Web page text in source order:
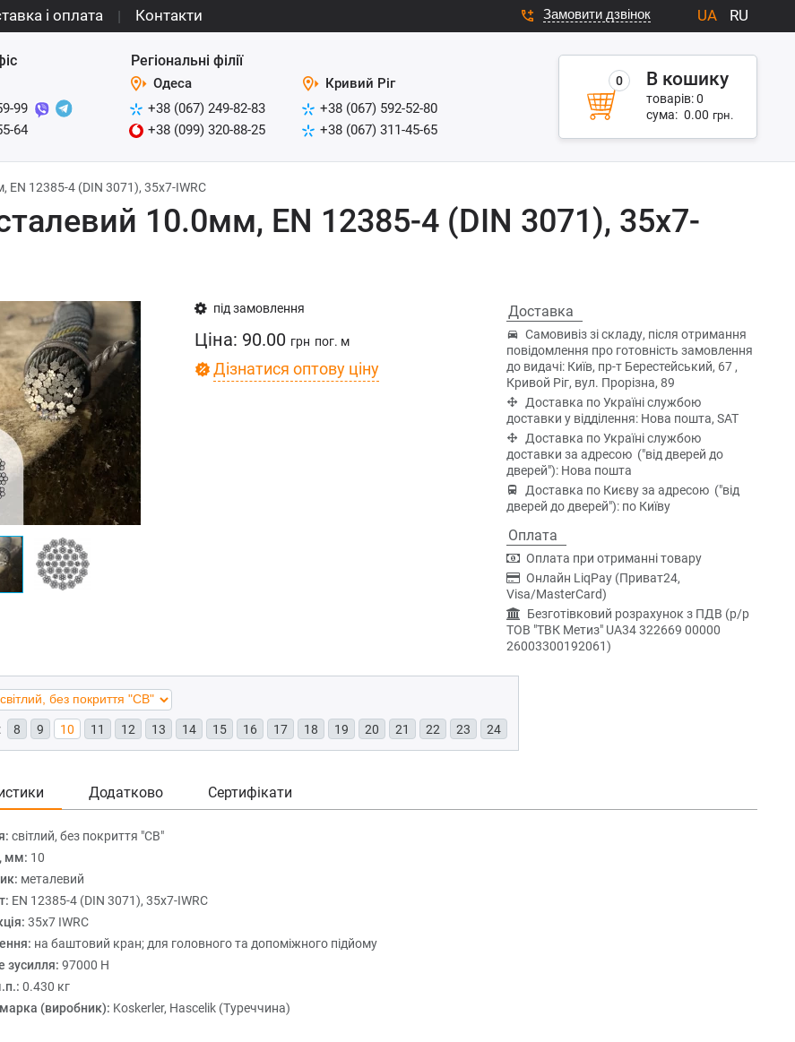
і оплата Контакти Замовити дзвінок UA RU
99
64
Регіональні філії
Одеса
+38 (067) 249-82-83
+38 (099) 320-88-25
Кривий Ріг
+38 (067) 592-52-80
+38 (067) 311-45-65
0 В кошику
товарів:0
сума: 0.00 грн.
EN 12385-4 (DIN 3071), 35x7-IWRC
10.0мм, EN 12385-4 (DIN 3071), 35x7-
під замовлення
Ціна: 90.00 грн пог. м
Дізнатися оптову ціну
Доставка
Самовивіз зі складу, після отримання
повідомлення про готовність замовлення
до видачі: Київ, пр-т Берестейський, 67 ,
Кривой Ріг, вул. Прорізна, 89
Доставка по Україні службою
доставки у відділення: Нова пошта, SAT
Доставка по Україні службою
доставки за адресою ("від дверей до
дверей"): Нова пошта
Доставка по Києву за адресою ("від
дверей до дверей"): по Київу
Оплата
Оплата при отриманні товару
Онлайн LiqPay (Приват24,
Visa/MasterCard)
Безготівковий розрахунок з ПДВ (р/р
ТОВ "ТВК Метиз" UA34 322669 00000
26003300192061)
8 9 10 11 12 13 14 15 16 17 18 19 20 21 22 23 24
Додатково Сертифікати
світлий, без покриття "СВ"
мм: 10
металевий
EN 12385-4 (DIN 3071), 35x7-IWRC
35x7 IWRC
на баштовий кран; для головного та допоміжного підйому
зусилля: 97000 Н
0.430 кг
(виробник): Koskerler, Hascelik (Туреччина)